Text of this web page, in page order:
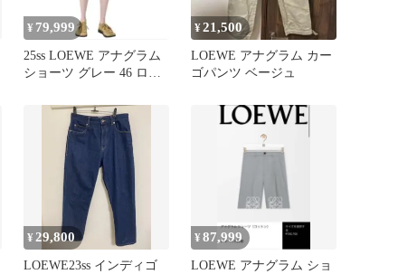
¥ 79,999
25ss LOEWE アナグラム
ショーツ グレー 46 ロエ
¥21,500
LOEWE アナグラム カー
ゴパンツ ベージュ
¥29,800
LOEWE23ss インディゴ
¥87,999
LOEWE アナグラム ショ